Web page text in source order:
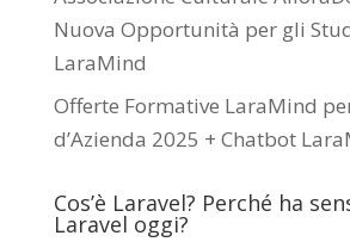
Nuova Opportunità per gli
LaraMind
Offerte Formative LaraMind
d’Azienda 2025 + Chatbot
Cos’è Laravel? Perché ha
Laravel oggi?